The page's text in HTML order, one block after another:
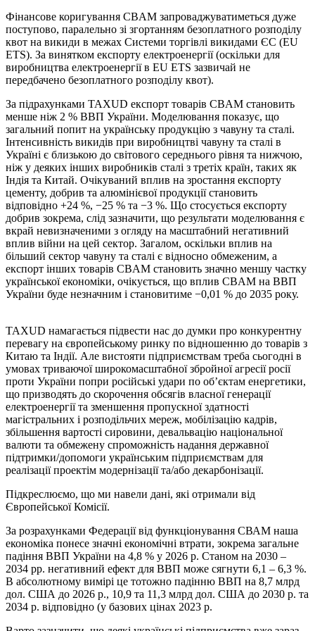
Фінансове коригування CBAM запроваджуватиметься дуже
поступово, паралельно зі згортанням безоплатного розподілу
квот на викиди в межах Системи торгівлі викидами ЄС (EU
ETS). За винятком експорту електроенергії (оскільки для
виробництва електроенергії в EU ETS зазвичай не
передбачено безоплатного розподілу квот).
За підрахунками TAXUD експорт товарів CBAM становить
менше ніж 2 % ВВП України. Моделювання показує, що
загальний попит на українську продукцію з чавуну та сталі.
Інтенсивність викидів при виробництві чавуну та сталі в
Україні є близькою до світового середнього рівня та нижчою,
ніж у деяких інших виробників сталі з третіх країн, таких як
Індія та Китай. Очікуваний вплив на зростання експорту
цементу, добрив та алюмінієвої продукції становить
відповідно +24 %, −25 % та −3 %. Що стосується експорту
добрив зокрема, слід зазначити, що результати моделювання є
вкрай невизначеними з огляду на масштабний негативний
вплив війни на цей сектор. Загалом, оскільки вплив на
більший сектор чавуну та сталі є відносно обмеженим, а
експорт інших товарів CBAM становить значно меншу частку
української економіки, очікується, що вплив CBAM на ВВП
України буде незначним і становитиме −0,01 % до 2035 року.
TAXUD намагається підвести нас до думки про конкурентну
перевагу на європейському ринку по відношенню до товарів з
Китаю та Індії. Але вистояти підприємствам треба сьогодні в
умовах триваючої широкомасштабної збройної агресії росії
проти України попри російські удари по об’єктам енергетики,
що призводять до скорочення обсягів власної генерації
електроенергії та зменшення пропускної здатності
магістральних і розподільчих мереж, мобілізацію кадрів,
збільшення вартості сировини, девальвацію національної
валюти та обмежену спроможність надання державної
підтримки/допомоги українським підприємствам для
реалізації проектім модернізації та/або декарбонізації.
Підкреслюємо, що ми навели дані, які отримали від
Європейської Комісії.
За розрахунками Федерації від функціонування СВАМ наша
економіка понесе значні економічні втрати, зокрема загальне
падіння ВВП України на 4,8 % у 2026 р. Станом на 2030 –
2034 рр. негативний ефект для ВВП може сягнути 6,1 – 6,3 %.
В абсолютному вимірі це тотожно падінню ВВП на 8,7 млрд
дол. США до 2026 р., 10,9 та 11,3 млрд дол. США до 2030 р. та
2034 р. відповідно (у базових цінах 2023 р.